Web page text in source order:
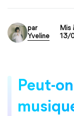
par
Yveline
Mis
13/
Peut-